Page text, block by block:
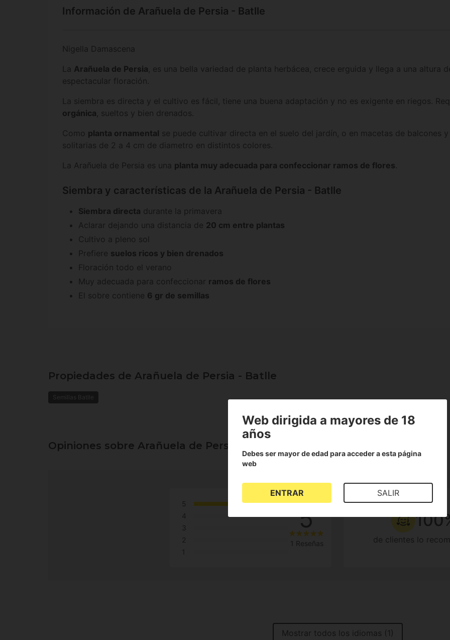
Información de Arañuela de Persia - Batlle
Nigella Damascena
La Arañuela de Persia , es una bella variedad de planta herbácea, crece erguida y llega a una altura
espectacular floración.
La siembra es directa y el cultivo es fácil, tiene una buena adaptación y no es exigente en riegos.
orgánica , sueltos y bien drenados.
Como planta ornamental se puede cultivar directa en el suelo del jardín, o en macetas de balcones
solitarias de 2 a 4 cm de diametro en distintos colores.
La Arañuela de Persia es una planta muy adecuada para confeccionar ramos de flores
Siembra y características de la Arañuela de Persia - Batlle
Siembra directa durante la primavera
Aclarar dejando una distancia de 20 cm entre plantas
Cultivo a pleno sol
Prefiere suelos ricos y bien drenados
Floración todo el verano
Muy adecuada para confeccionar ramos de flores
El sobre contiene 6 gr de semillas
Propiedades de Arañuela de Persia - Batlle
Semillas Batlle
Opiniones sobre Arañuela de Persia - Batlle
5
4
3
2
1
5
1 Reseñas de clientes lo
Mostrar todos los idiomas (1)
Web dirigida a mayores de 18
años
Debes ser mayor de edad para acceder a esta página
web
ENTRAR SALIR